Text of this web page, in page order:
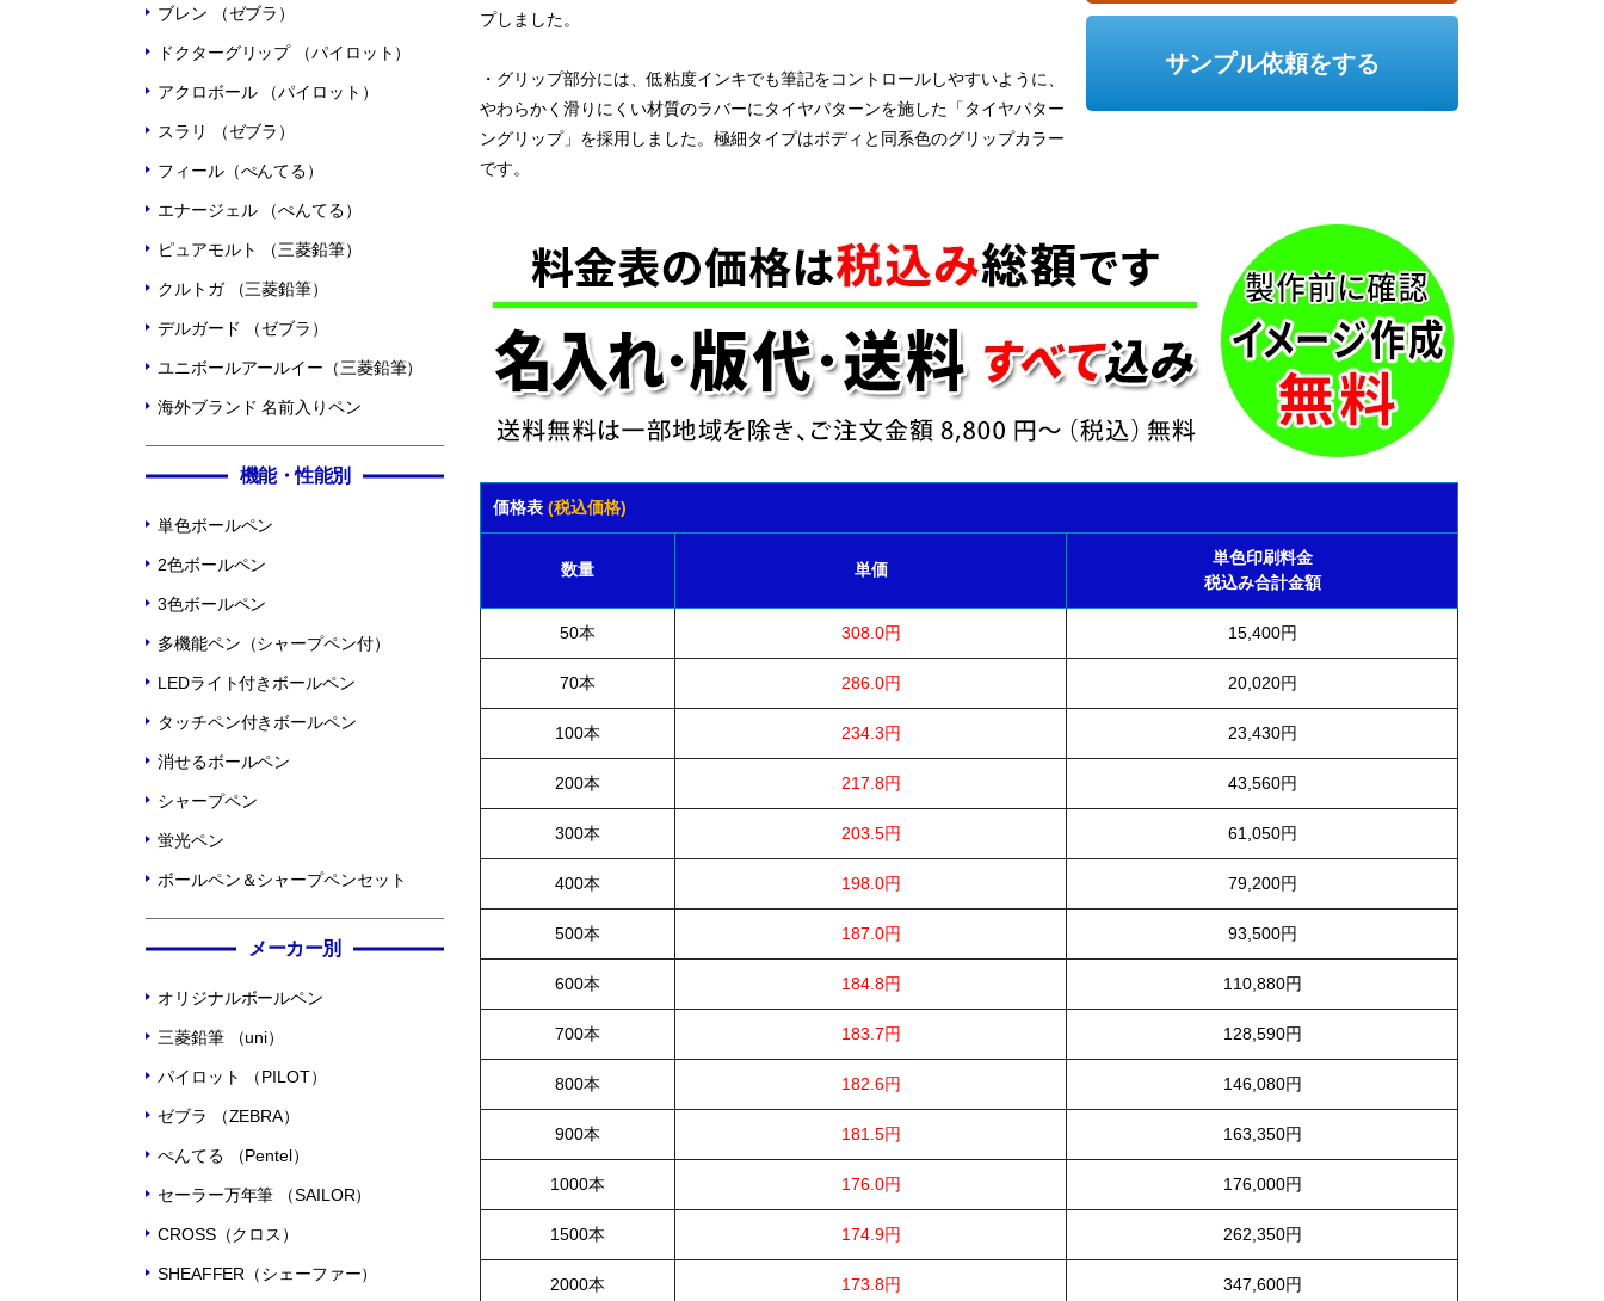
ブレン （ゼブラ）
ドクターグリップ （パイロット）
アクロボール （パイロット）
スラリ （ゼブラ）
フィール（ぺんてる）
エナージェル （ぺんてる）
ピュアモルト （三菱鉛筆）
クルトガ （三菱鉛筆）
デルガード （ゼブラ）
ユニボールアールイー（三菱鉛筆）
海外ブランド 名前入りペン
機能・性能別
単色ボールペン
2色ボールペン
3色ボールペン
多機能ペン（シャープペン付）
LEDライト付きボールペン
タッチペン付きボールペン
消せるボールペン
シャープペン
蛍光ペン
ボールペン＆シャープペンセット
メーカー別
オリジナルボールペン
三菱鉛筆 （uni）
パイロット （PILOT）
ゼブラ （ZEBRA）
ぺんてる （Pentel）
セーラー万年筆 （SAILOR）
CROSS（クロス）
SHEAFFER（シェーファー）
プしました。
・グリップ部分には、低粘度インキでも筆記をコントロールしやすいように、
やわらかく滑りにくい材質のラバーにタイヤパターンを施した「タイヤパター
ングリップ」を採用しました。極細タイプはボディと同系色のグリップカラー
です。
サンプル依頼をする
価格表 (税込価格)
数量 単価
単色印刷料金
税込み合計金額
50本 308.0円 15,400円
70本 286.0円 20,020円
100本 234.3円 23,430円
200本 217.8円 43,560円
300本 203.5円 61,050円
400本 198.0円 79,200円
500本 187.0円 93,500円
600本 184.8円 110,880円
700本 183.7円 128,590円
800本 182.6円 146,080円
900本 181.5円 163,350円
1000本 176.0円 176,000円
1500本 174.9円 262,350円
2000本 173.8円 347,600円